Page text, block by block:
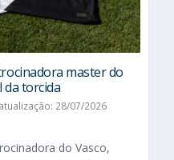
master do
da torcida
28/07/2026
do Vasco,